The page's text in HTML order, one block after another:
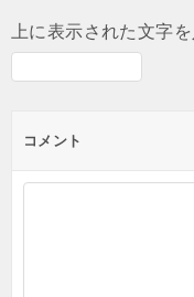
上に表示された文字
コメント